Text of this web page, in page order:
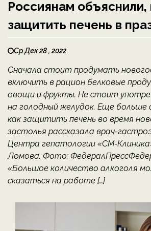
Россиянам объяснили,
защитить печень в
Ср Дек 28 , 2022
Сначала стоит продумать
включить в рацион белковые
овощи и фрукты. Не стоит
на голодный желудок. Еще
как защитить печень во время
застолья рассказала врач-
Центра гепатологии «СМ-
Ломова. Фото:
«Большое количество алкоголя
сказаться на работе […]